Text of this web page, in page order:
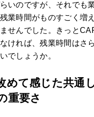
いのですが、それでも
業時間がものすごく増
せんでした。きっと
ければ、残業時間はさ
でしょうか。
めて感じた共通
重要さ